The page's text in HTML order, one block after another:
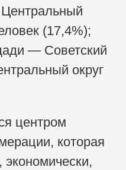
(17,4%);
— Советский
округ
центром
которая
экономически,